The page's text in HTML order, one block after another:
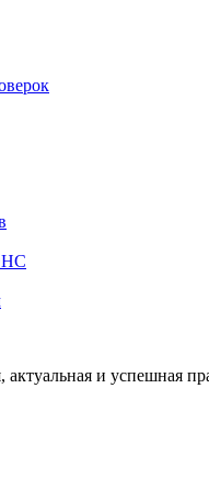
и успешная